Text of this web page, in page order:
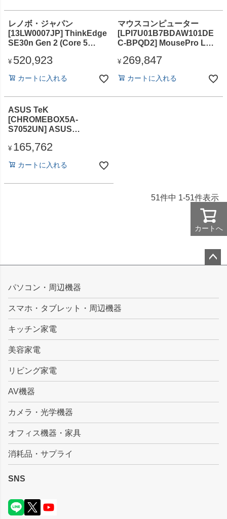
レノボ・ジャパン
[13LW0007JP] ThinkEdge
SE30n Gen 2 (Core 5
512GB/ODDな
Enterprise/Officeな
¥ 520,923
カートに入れる
マウスコンピューター
[LPI7U01B7BDAW101DE
C-BPQD2] MousePro LP-
14700/16GB/SSD・
チ/Win11Pro/Office無)
¥ 269,847
カートに入れる
ASUS TeK
[CHROMEBOX5A-
S7052UN] ASUS
1355U/16GB/M.2 SSD
ブなし/Chrome/Officeなし)
¥ 165,762
カートに入れる
51件中 1-51件表示
カートへ
ップ
パソコン・周辺機器
スマホ・タブレット・周辺機器
キッチン家電
美容家電
リビング家電
AV機器
カメラ・光学機器
オフィス機器・家具
消耗品・サプライ
SNS